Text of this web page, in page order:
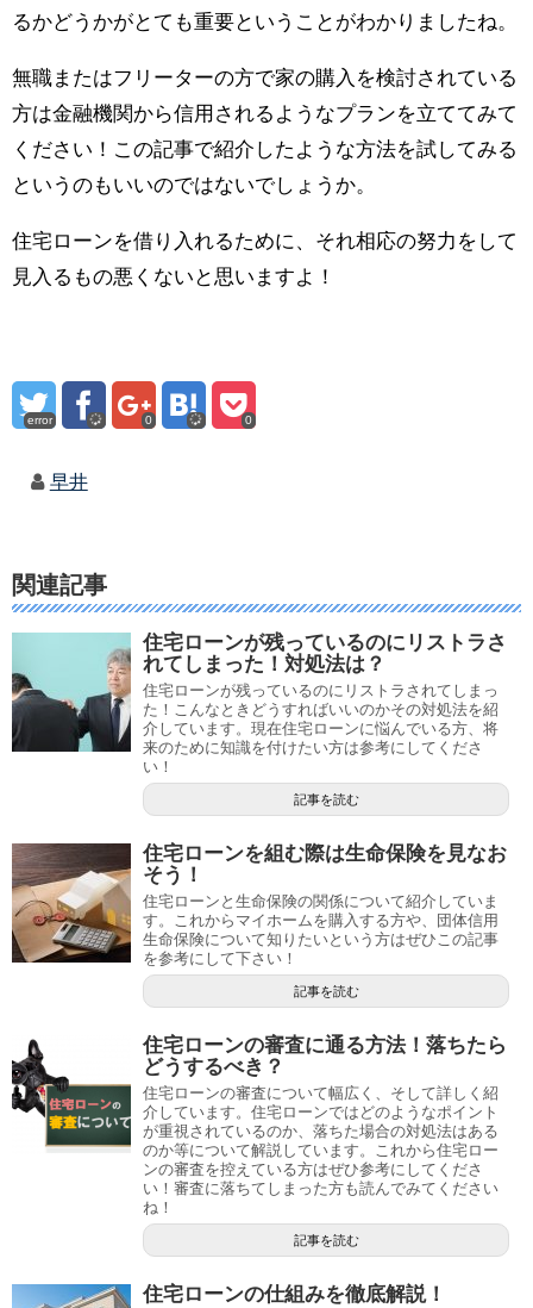
るかどうかがとても重要ということがわかりましたね。
無職またはフリーターの方で家の購入を検討されている
方は金融機関から信用されるようなプランを立ててみて
ください！この記事で紹介したような方法を試してみる
というのもいいのではないでしょうか。
住宅ローンを借り入れるために、それ相応の努力をして
見入るもの悪くないと思いますよ！
error 0 0
早井
関連記事
住宅ローンが残っているのにリストラさ
れてしまった！対処法は？
住宅ローンが残っているのにリストラされてしまっ
た！こんなときどうすればいいのかその対処法を紹
介しています。現在住宅ローンに悩んでいる方、将
来のために知識を付けたい方は参考にしてくださ
い！
記事を読む
住宅ローンを組む際は生命保険を見なお
そう！
住宅ローンと生命保険の関係について紹介していま
す。これからマイホームを購入する方や、団体信用
生命保険について知りたいという方はぜひこの記事
を参考にして下さい！
記事を読む
住宅ローンの審査に通る方法！落ちたら
どうするべき？
住宅ローンの審査について幅広く、そして詳しく紹
介しています。住宅ローンではどのようなポイント
が重視されているのか、落ちた場合の対処法はある
のか等について解説しています。これから住宅ロー
ンの審査を控えている方はぜひ参考にしてくださ
い！審査に落ちてしまった方も読んでみてください
ね！
記事を読む
住宅ローンの仕組みを徹底解説！